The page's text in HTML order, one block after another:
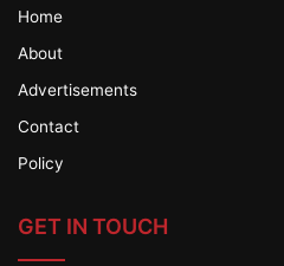
Home
About
Advertisements
Contact
Policy
GET IN TOUCH